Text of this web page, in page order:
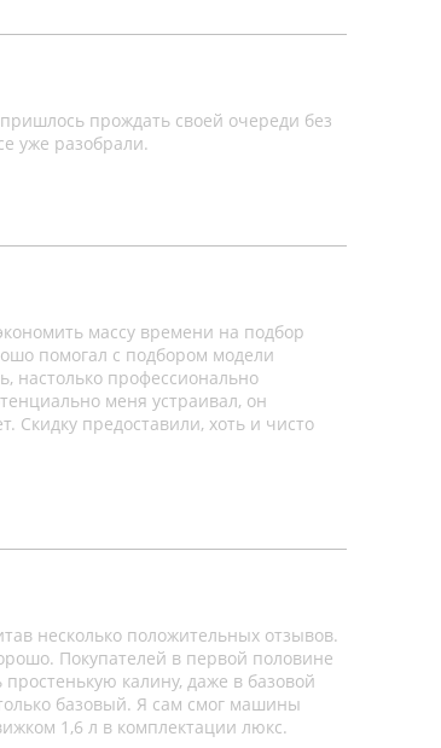
пришлось прождать своей очереди без
уже разобрали.
массу времени на подбор
помогал с подбором модели
настолько профессионально
меня устраивал, он
Скидку предоставили, хоть и чисто
несколько положительных отзывов.
Покупателей в первой половине
калину, даже в базовой
базовый. Я сам смог машины
1,6 л в комплектации люкс.